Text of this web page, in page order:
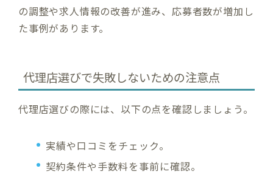
の調整や求人情報の改善が進み、応募者数が増加し
た事例があります。
代理店選びで失敗しないための注意点
代理店選びの際には、以下の点を確認しましょう。
実績や口コミをチェック。
契約条件や手数料を事前に確認。